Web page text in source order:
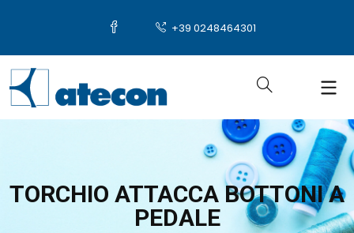
+39 0248464301
TORCHIO ATTACCA BOTTONI A
PEDALE